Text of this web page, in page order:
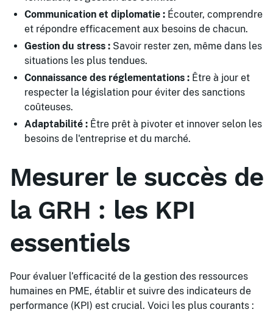
Communication et diplomatie : Écouter, comprendre
et répondre efficacement aux besoins de chacun.
Gestion du stress : Savoir rester zen, même dans les
situations les plus tendues.
Connaissance des réglementations : Être à jour et
respecter la législation pour éviter des sanctions
coûteuses.
Adaptabilité : Être prêt à pivoter et innover selon les
besoins de l'entreprise et du marché.
Mesurer le succès de
la GRH : les KPI
essentiels
Pour évaluer l’efficacité de la gestion des ressources
humaines en PME, établir et suivre des indicateurs de
performance (KPI) est crucial. Voici les plus courants :